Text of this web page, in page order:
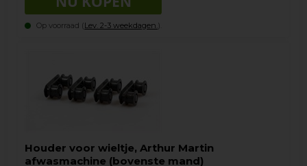
Op voorraad (Lev. 2-3 weekdagen. ).
Houder voor wieltje, Arthur Martin
afwasmachine (bovenste mand)